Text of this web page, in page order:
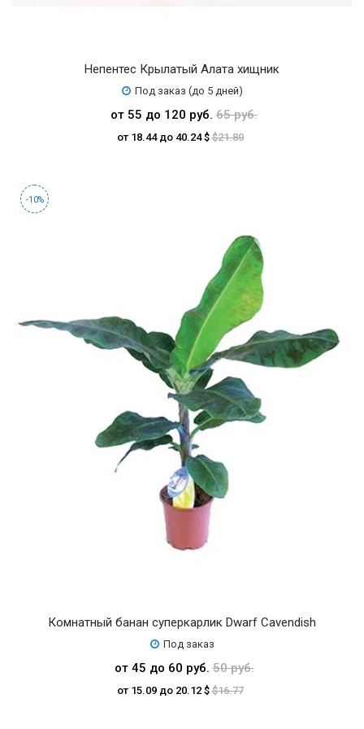
Непентес Крылатый Алата хищник
Под заказ (до 5 дней)
от 55 до 120 руб. 65 руб.
от 18.44 до 40.24 $$21.80
-10%
Комнатный банан суперкарлик Dwarf Cavendish
Под заказ
от 45 до 60 руб.50 руб.
от 15.09 до 20.12 $$16.77